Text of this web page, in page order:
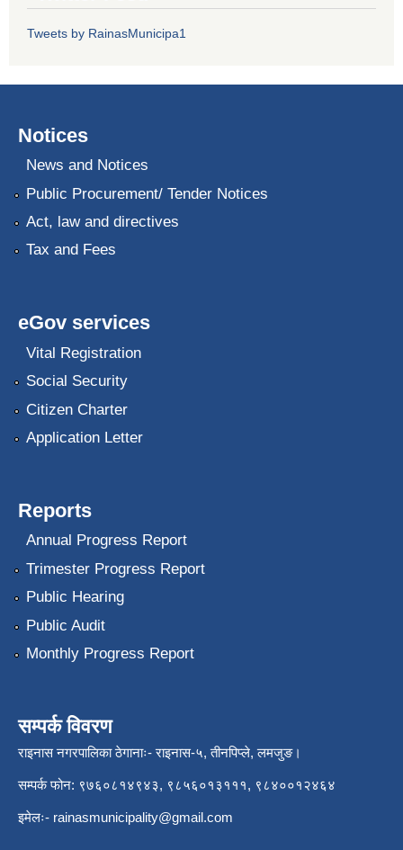
Tweets by RainasMunicipa1
Notices
News and Notices
Public Procurement/ Tender Notices
Act, law and directives
Tax and Fees
eGov services
Vital Registration
Social Security
Citizen Charter
Application Letter
Reports
Annual Progress Report
Trimester Progress Report
Public Hearing
Public Audit
Monthly Progress Report
सम्पर्क विवरण
राइनास नगरपालिका ठेगानाः- राइनास-५, तीनपिप्ले, लमजुङ।
सम्पर्क फोन: ९७६०८१४९४३, ९८५६०१३१११, ९८४००१२४६४
इमेलः- rainasmunicipality@gmail.com